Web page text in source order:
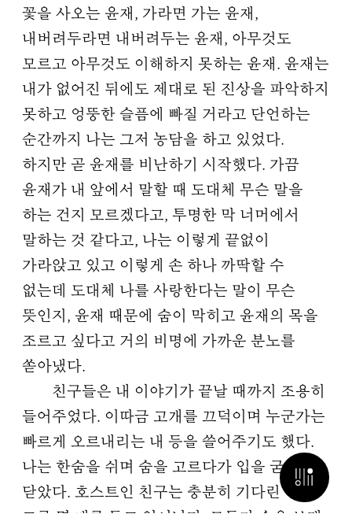
검색 열기
꽃을 사오는 윤재, 가라면 가는 윤재,
내버려두라면 내버려두는 윤재, 아무것도
모르고 아무것도 이해하지 못하는 윤재. 윤재는
내가 없어진 뒤에도 제대로 된 진상을 파악하지
못하고 엉뚱한 슬픔에 빠질 거라고 단언하는
순간까지 나는 그저 농담을 하고 있었다.
하지만 곧 윤재를 비난하기 시작했다. 가끔
윤재가 내 앞에서 말할 때 도대체 무슨 말을
하는 건지 모르겠다고, 투명한 막 너머에서
말하는 것 같다고, 나는 이렇게 끝없이
가라앉고 있고 이렇게 손 하나 까딱할 수
없는데 도대체 나를 사랑한다는 말이 무슨
뜻인지, 윤재 때문에 숨이 막히고 윤재의 목을
조르고 싶다고 거의 비명에 가까운 분노를
쏟아냈다.
친구들은 내 이야기가 끝날 때까지 조용히
들어주었다. 이따금 고개를 끄덕이며 누군가는
빠르게 오르내리는 내 등을 쓸어주기도 했다.
나는 한숨을 쉬며 숨을 고르다가 입을 굳게
닫았다. 호스트인 친구는 충분히 기다린 뒤 큰
그릇 몇 개를 들고 일어났다. 모두가 손을 보태